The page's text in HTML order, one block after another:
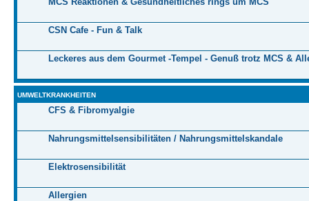
CSN Cafe - Fun & Talk
Leckeres aus dem Gourmet -Tempel - Genuß trotz MCS &
UMWELTKRANKHEITEN
CFS & Fibromyalgie
Nahrungsmittelsensibilitäten / Nahrungsmittelskandale
Elektrosensibilität
Allergien